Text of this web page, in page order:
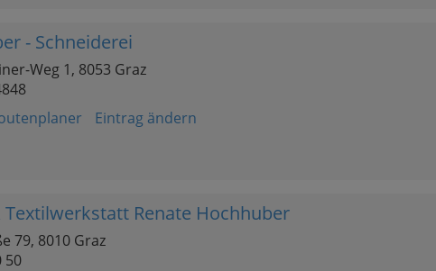
- Schneiderei
Weg 1, 8053 Graz
Eintrag ändern
Textilwerkstatt Renate Hochhuber
79, 8010 Graz
50